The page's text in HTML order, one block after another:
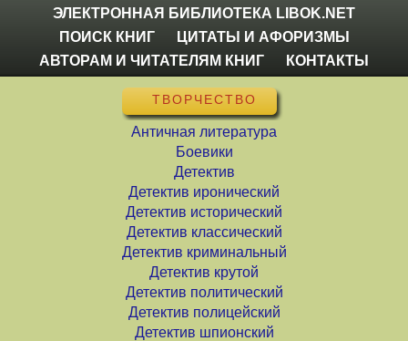
ЭЛЕКТРОННАЯ БИБЛИОТЕКА LIBOK.NET
ПОИСК КНИГ
ЦИТАТЫ И АФОРИЗМЫ
АВТОРАМ И ЧИТАТЕЛЯМ КНИГ
КОНТАКТЫ
ТВОРЧЕСТВО
Античная литература
Боевики
Детектив
Детектив иронический
Детектив исторический
Детектив классический
Детектив криминальный
Детектив крутой
Детектив политический
Детектив полицейский
Детектив шпионский